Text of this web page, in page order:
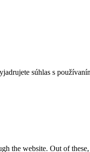
súhlas s
website. Out of